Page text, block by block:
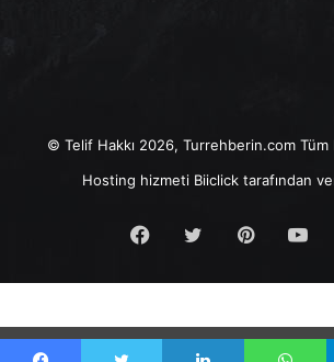
© Telif Hakkı 2026, Turrehberin.com Tüm
Hosting hizmeti Biiclick tarafından
Facebook
TwitterPinterest
Go to mobile version